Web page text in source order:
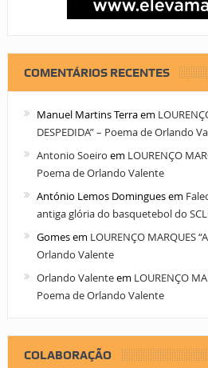
COMENTÁRIOS RECENTES
Manuel Martins Terraem
DESPEDIDA” – Poema de Orlando
Antonio Soeiro em LOURENÇO
Poema de Orlando Valente
António Lemos Dominguesem
antiga glória do basquetebol do
Gomesem LOURENÇO MARQUES
Orlando Valente
Orlando Valenteem LOURENÇO
Poema de Orlando Valente
COLABORAÇÃO